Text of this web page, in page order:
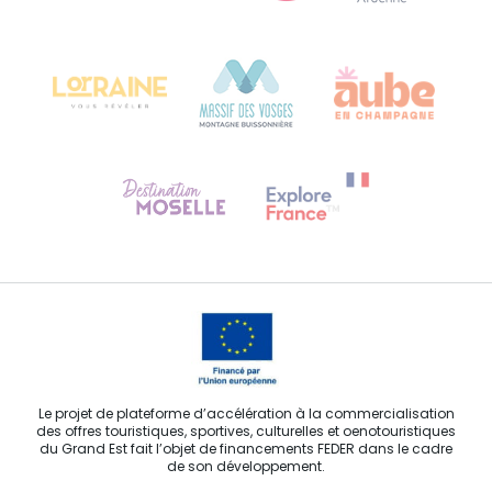
Contactez-nous
Le projet de plateforme d’accélération à la commercialisation
des offres touristiques, sportives, culturelles et oenotouristiques
du Grand Est fait l’objet de financements FEDER dans le cadre
de son développement.